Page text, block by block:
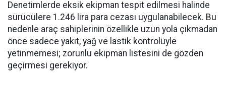
Denetimlerde eksik ekipman tespit edilmesi halinde
sürücülere 1.246 lira para cezası uygulanabilecek. Bu
nedenle araç sahiplerinin özellikle uzun yola çıkmadan
önce sadece yakıt, yağ ve lastik kontrolüyle
yetinmemesi; zorunlu ekipman listesini de gözden
geçirmesi gerekiyor.